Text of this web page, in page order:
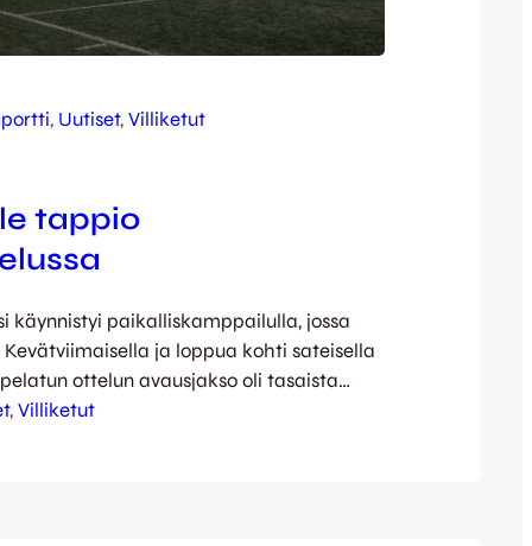
, Uutiset, Villiketut
tappio
käynnistyi paikalliskamppailulla, jossa
Kevätviimaisella ja loppua kohti sateisella
ottelun avausjakso oli tasaista
maalipaikoilla juhlittu – taukotulos 0-0
, Villiketut